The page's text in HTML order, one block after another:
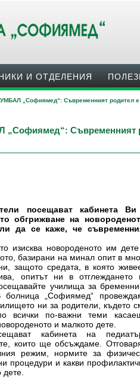
И ОТДЕЛЕНИЯ
„Софиямед“: Съвременният родител е
Съвременният
посещават кабинета
обгрижване на
да се каже, че
изисква новороденото им
базирани на минал опит в
защото средата, в която
опитът ни в отглеждането
училища за
болница „Софиямед“
ни за родители, където
всички по-важни теми
и малкото дете.
кабинета на
които ще обсъждаме.
режим, нормите за
процедури и какви